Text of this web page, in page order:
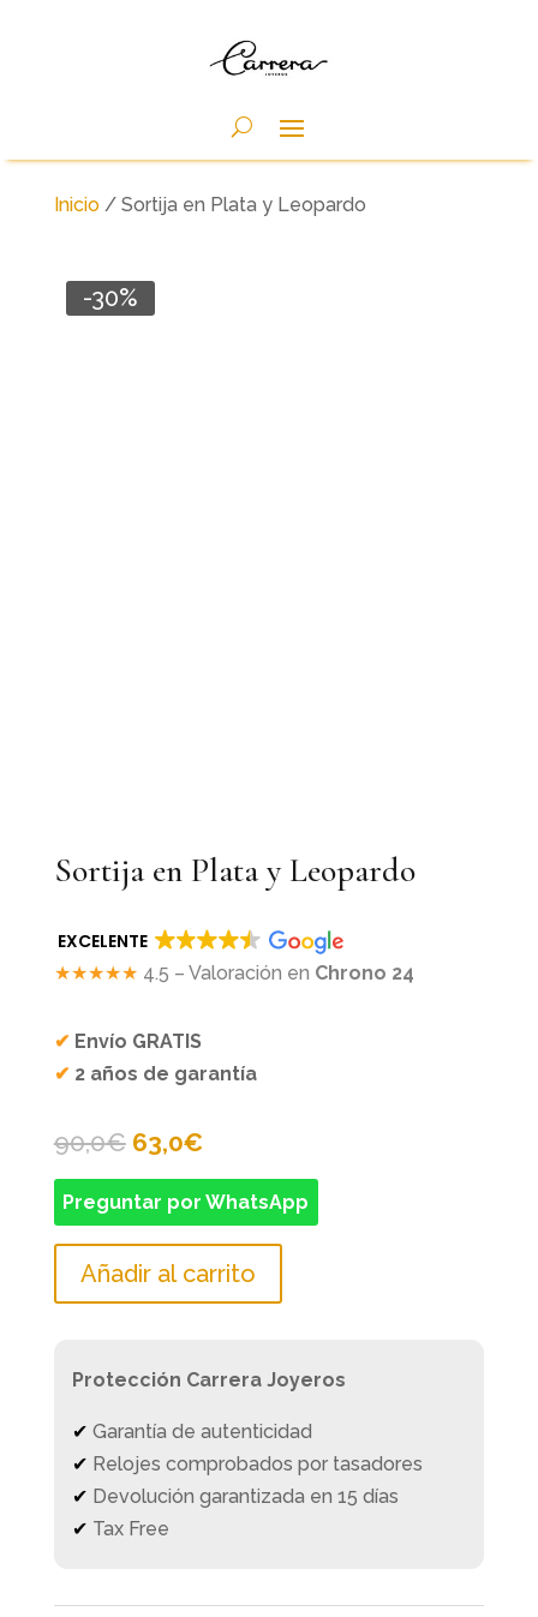
Inicio/ Sortija en Plata y Leopardo
-30%
Sortija en Plata y Leopardo
EXCELENTE
★★★★★ 4.5 – Valoración en Chrono 24
✔ Envío GRATIS
✔ 2 años de garantía
90,0€ El
precio
original
era:
90,0€.
63,0€El
precio
actual
es:
63,0€.
Preguntar por WhatsApp
Añadir al carrito
Protección Carrera Joyeros
✔ Garantía de autenticidad
✔ Relojes comprobados por tasadores
✔ Devolución garantizada en 15 días
✔ Tax Free